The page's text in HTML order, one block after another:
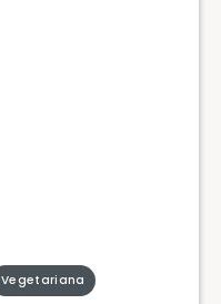
Vegetariana